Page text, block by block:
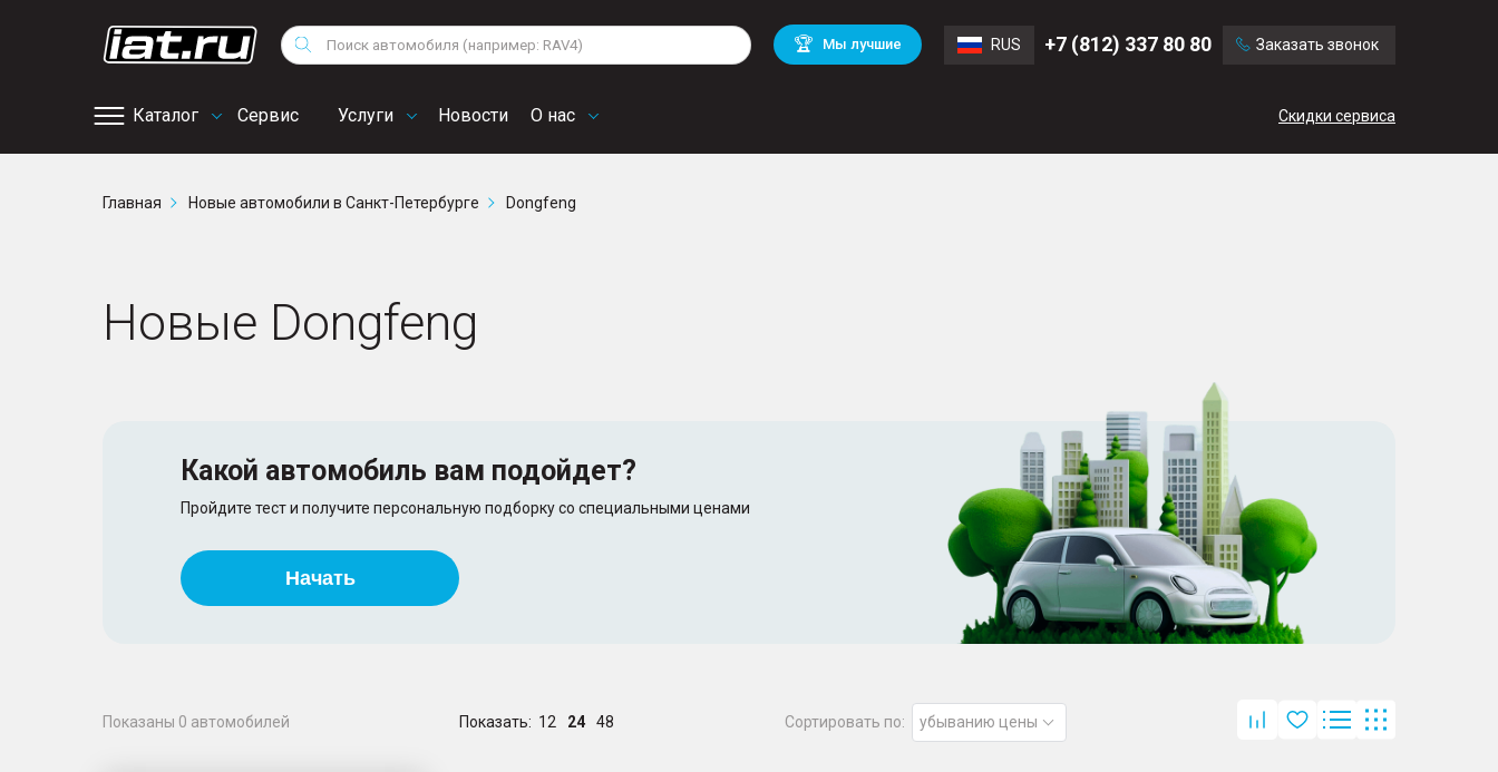
Поиск 🏆 Мы лучшие RUS +7 (812) 337 80 80 Заказать звонок
Каталог Сервис
сервис
Услуги Новости О нас Скидки сервиса
Снегоходы
Квадроциклы
Volkswagen
Mitsubishi BMW
Audi
Mercedes Benz Volvo
Главная Новые автомобили в Санкт-Петербурге Dongfeng
Новые Dongfeng
Какой автомобиль вам подойдет?
Пройдите тест и получите персональную подборку со специальными ценами
Начать
Показаны 0 автомобилей Показать: 12 24 48 Сортировать по: убыванию цены